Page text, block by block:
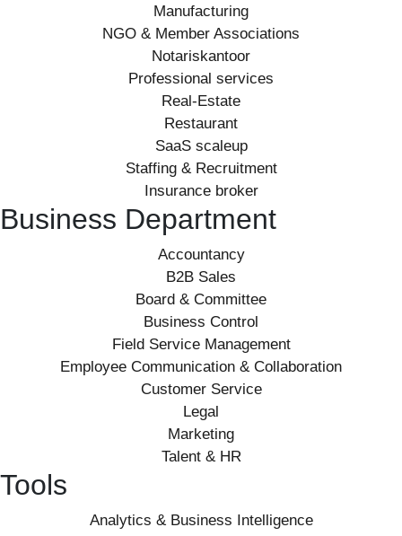
Manufacturing
NGO & Member Associations
Notariskantoor
Professional services
Real-Estate
Restaurant
SaaS scaleup
Staffing & Recruitment
Insurance broker
Business Department
Accountancy
B2B Sales
Board & Committee
Business Control
Field Service Management
Employee Communication & Collaboration
Customer Service
Legal
Marketing
Talent & HR
Tools
Analytics & Business Intelligence